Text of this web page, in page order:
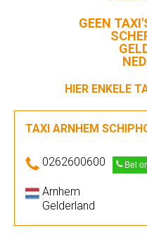
GEEN
HIER ENKELE
TAXI ARNHEM
0262600600 Bel
Arnhem
Gelderland